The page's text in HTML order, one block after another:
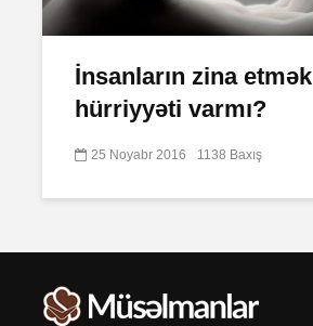
İnsanların zina etmək
hürriyyəti varmı?
25 Noyabr 2016 1138 Baxış